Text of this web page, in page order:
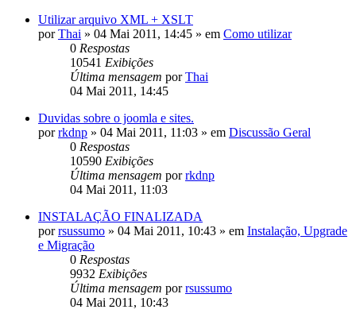
Utilizar arquivo XML + XSLT
porThai » 04 Mai 2011, 14:45 » em Como utilizar
0 Respostas
10541 Exibições
Última mensagem porThai
04 Mai 2011, 14:45
Duvidas sobre o joomla e sites.
porrkdnp » 04 Mai 2011, 11:03 » em Discussão Geral
0 Respostas
10590 Exibições
Última mensagem porrkdnp
04 Mai 2011, 11:03
INSTALAÇÃO FINALIZADA
porrsussumo » 04 Mai 2011, 10:43 » em Instalação, Upgrade
e Migração
0 Respostas
9932 Exibições
Última mensagem porrsussumo
04 Mai 2011, 10:43